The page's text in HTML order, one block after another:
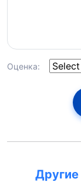
Оценка:
Другие